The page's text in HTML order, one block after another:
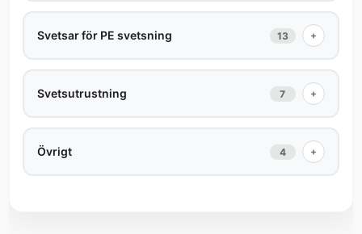
Svetsar för PE svetsning 13 +
Svetsutrustning 7 +
Övrigt 4 +